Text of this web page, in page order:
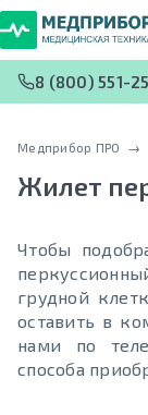
8 (800) 551-
Медприбор ПРО →
Жилет
Чтобы
грудной
оставить в
нами по
способа